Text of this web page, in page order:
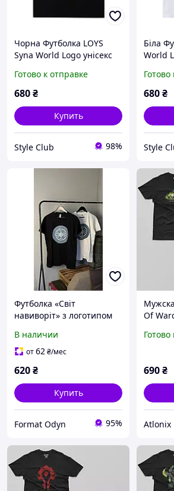
Чорна Футболка LOYS
Syna World Logo унісекс
Готово к отправке
680₴
Купить
Style Club 98%
Біла
World
680₴
Style
Футболка «Світ
навиворіт» з логотипом
В наличии
от62₴/мес
620₴
Купить
Format Odyn 95%
Of
690₴
Atlonix